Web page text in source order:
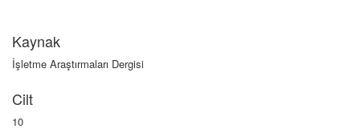
Kaynak
İşletme Araştırmaları Dergisi
Cilt
10